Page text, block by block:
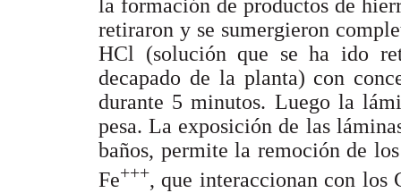
la formación de productos de
retiraron y se sumergieron
HCl (solución que se ha ido
decapado de la planta) con
durante 5 minutos. Luego la
pesa. La exposición de las
baños, permite la remoción de
Fe+++, que interaccionan con los